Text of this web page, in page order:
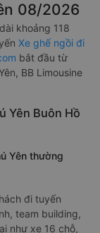
08/2026
khoảng 118
Xe ghế ngồi đi
bắt đầu từ
BB Limousine
Yên Buôn Hồ
Yên thường
đi tuyến
team building,
như xe 16 chỗ,